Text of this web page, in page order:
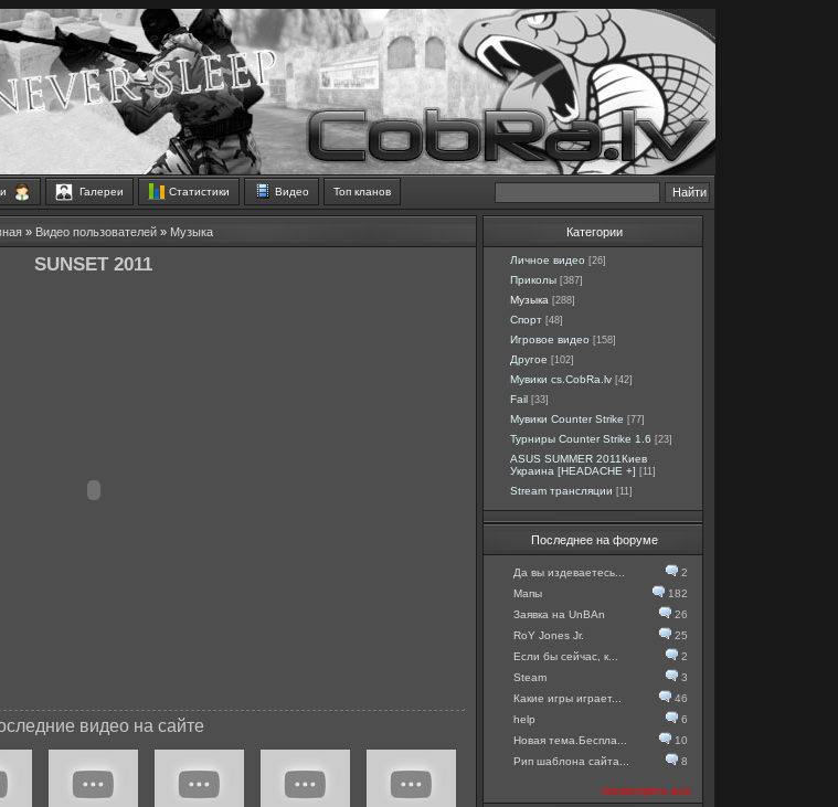
Галереи Статистики Видео Топ кланов
» Видео пользователей » Музыка
SUNSET 2011
видео на сайте
Категории
Личное видео [26]
Приколы [387]
Музыка [288]
Спорт [48]
Игровое видео [158]
Другое [102]
Мувики cs.CobRa.lv [42]
Fail [33]
Мувики Counter Strike [77]
Турниры Counter Strike 1.6 [23]
ASUS SUMMER 2011Киев
Украина [HEADACHE +] [11]
Stream трансляции [11]
Последнее на форуме
Да вы издеваетесь...
2
Мапы
182
Заявка на UnBAn
26
RoY Jones Jr.
25
Если бы сейчас, к...
2
Steam
3
Какие игры играет...
46
help
6
Новая тема.Беспла...
10
Рип шаблона сайта...
8
посмотреть все